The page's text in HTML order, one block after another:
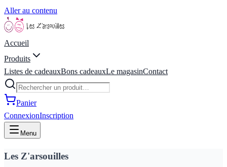
Aller au contenu
Accueil
Produits
Listes de cadeauxBons cadeauxLe magasinContact
Panier
ConnexionInscription
Menu
Les Z'arsouilles